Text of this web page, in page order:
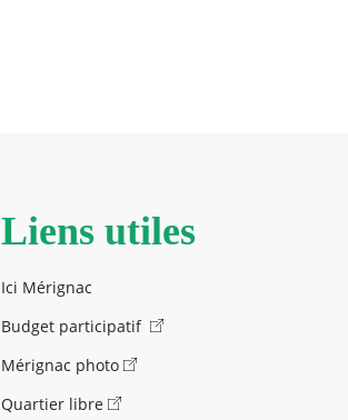
Liens utiles
Ici Mérignac
Budget participatif
Mérignac photo
Quartier libre